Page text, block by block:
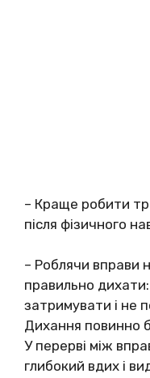
– Краще робити
після фізичного
– Роблячи вправи
правильно
затримувати і не
Дихання повинно
У перерві між
глибокий вдих і